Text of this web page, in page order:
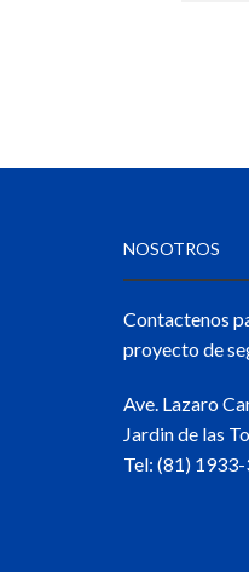
NOSOTROS
Contactenos
proyecto de
Ave. Lazaro
Jardin de las
Tel: (81)